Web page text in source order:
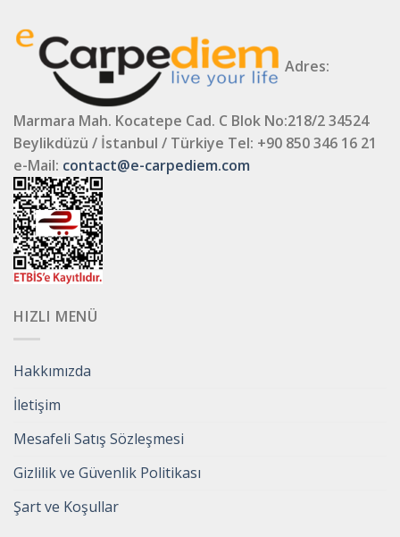
Adres:
Marmara Mah. Kocatepe Cad. C Blok No:218/2 34524
Beylikdüzü / İstanbul / Türkiye Tel: +90 850 346 16 21
e-Mail: contact@e-carpediem.com
HIZLI MENÜ
Hakkımızda
İletişim
Mesafeli Satış Sözleşmesi
Gizlilik ve Güvenlik Politikası
Şart ve Koşullar